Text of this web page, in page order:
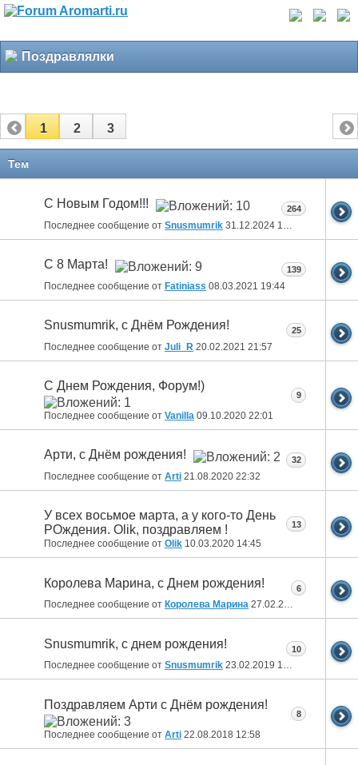
Поздравлялки
1 2 3
Тем
С Новым Годом!!!
Последнее сообщение от Snusmumrik 31.12.2024 18:35
264
С 8 Марта!
Последнее сообщение от Fatiniass 08.03.2021 19:44
139
Snusmumrik, c Днём Рождения!
Последнее сообщение от Juli_R 20.02.2021 21:57
25
С Днем Рождения, Форум!)
Последнее сообщение от Vanilla 09.10.2020 22:01
9
Арти, с Днём рождения!
Последнее сообщение от Arti 21.08.2020 22:32
32
У всех восьмое марта, а у кого-то День
РОждения. Olik, поздравляем !
Последнее сообщение от Olik 10.03.2020 14:45
13
Королева Марина, с Днем рождения!
Последнее сообщение от Королева Марина 27.02.2019
6
Snusmumrik, с днем рождения!
Последнее сообщение от Snusmumrik 23.02.2019 10:04
10
Поздравляем Арти с Днём рождения!
Последнее сообщение от Arti 22.08.2018 12:58
8